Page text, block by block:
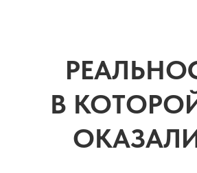
Цены растут
КАЖДЫЙ
ДЕНЬ